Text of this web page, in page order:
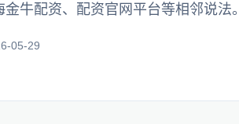
牛配资、配资官网平台等相邻说法。
05-29